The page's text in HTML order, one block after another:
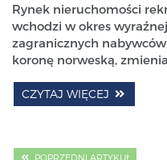
Rynek nieruchomości
wchodzi w okres
zagranicznych
koronę norweską, zmienia
CZYTAJ WIĘCEJ
POPRZEDNI ARTYKUŁ